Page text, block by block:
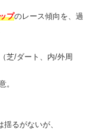
プのレース傾向を、過
芝/ダート、内/外周
。
るがないが、